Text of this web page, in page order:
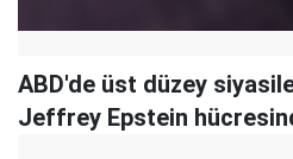
ABD'de üst düzey
Jeffrey Epstein